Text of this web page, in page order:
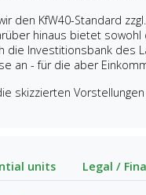
den KfW40-Standard
hinaus bietet
die Investitionsbank des
an - für die aber
skizzierten
units Legal /